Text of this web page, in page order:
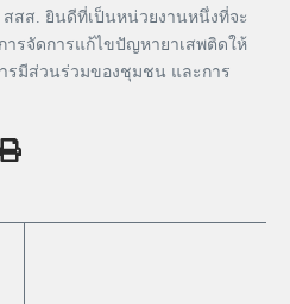
สส. ยินดีที่เป็นหน่วยงานหนึ่งที่จะ
รจัดการแก้ไขปัญหายาเสพติดให้
รมีส่วนร่วมของชุมชน และการ